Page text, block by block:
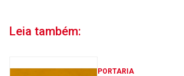
Leia também:
PORTARIA